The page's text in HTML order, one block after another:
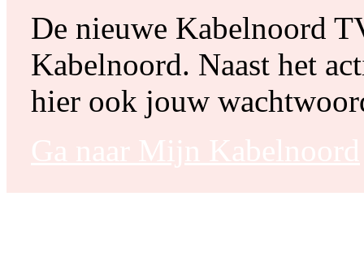
De nieuwe Kabelnoord
Kabelnoord. Naast het
hier ook jouw